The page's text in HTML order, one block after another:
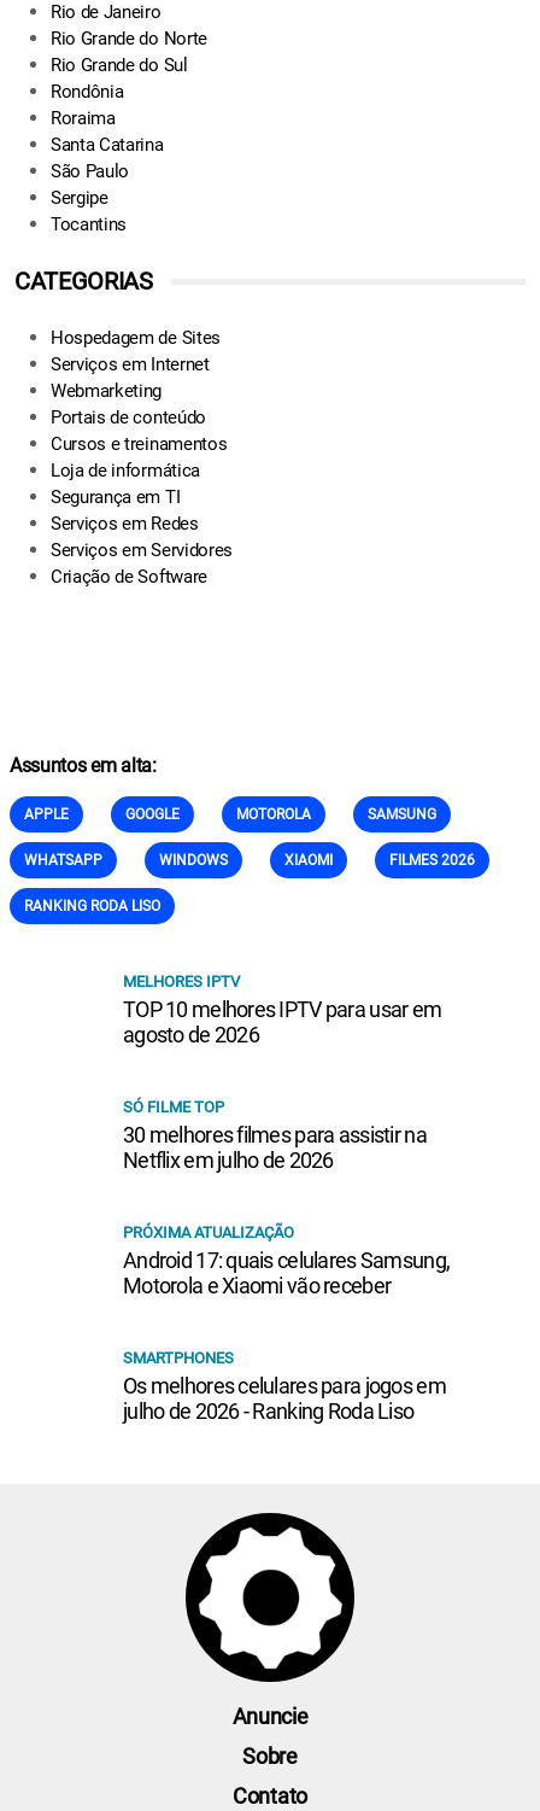
Rio de Janeiro
Rio Grande do Norte
Rio Grande do Sul
Rondônia
Roraima
Santa Catarina
São Paulo
Sergipe
Tocantins
CATEGORIAS
Hospedagem de Sites
Serviços em Internet
Webmarketing
Portais de conteúdo
Cursos e treinamentos
Loja de informática
Segurança em TI
Serviços em Redes
Serviços em Servidores
Criação de Software
Assuntos em alta:
APPLE GOOGLE MOTOROLA SAMSUNG
WHATSAPP WINDOWS XIAOMI FILMES 2026
RANKING RODA LISO
MELHORES IPTV
TOP 10 melhores IPTV para usar em
agosto de 2026
SÓ FILME TOP
30 melhores filmes para assistir na
Netflix em julho de 2026
PRÓXIMA ATUALIZAÇÃO
Android 17: quais celulares Samsung,
Motorola e Xiaomi vão receber
SMARTPHONES
Os melhores celulares para jogos em
julho de 2026 - Ranking Roda Liso
Anuncie
Sobre
Contato